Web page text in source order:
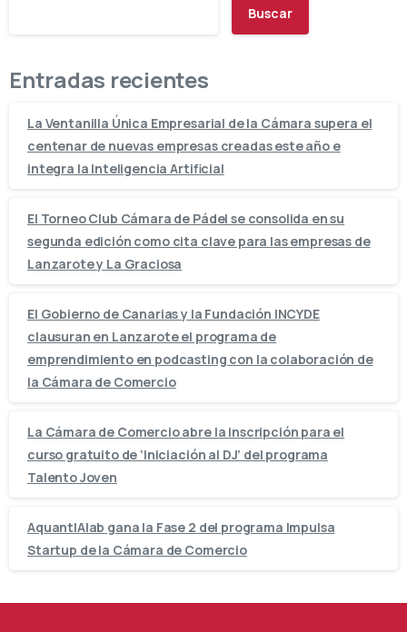
Buscar
Entradas recientes
La Ventanilla Única Empresarial de la Cámara supera el
centenar de nuevas empresas creadas este año e
integra la Inteligencia Artificial
El Torneo Club Cámara de Pádel se consolida en su
segunda edición como cita clave para las empresas de
Lanzarote y La Graciosa
El Gobierno de Canarias y la Fundación INCYDE
clausuran en Lanzarote el programa de
emprendimiento en podcasting con la colaboración de
la Cámara de Comercio
La Cámara de Comercio abre la inscripción para el
curso gratuito de ‘Iniciación al DJ’ del programa
Talento Joven
AquantIAlab gana la Fase 2 del programa Impulsa
Startup de la Cámara de Comercio